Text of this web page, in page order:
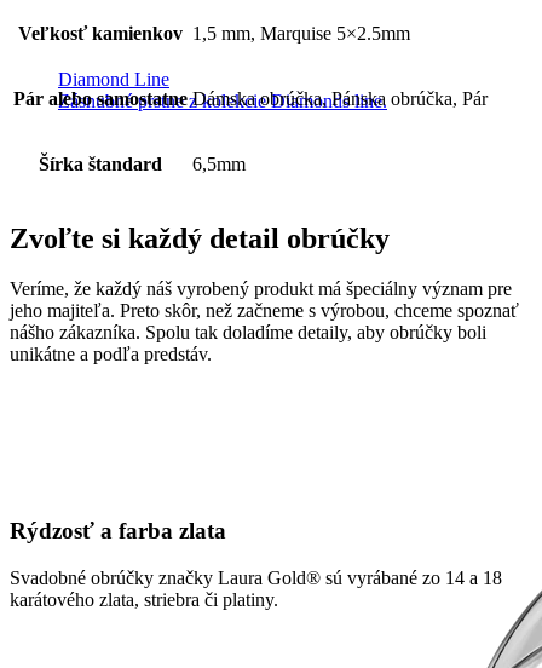
Diamond Line
Zásnubné prstne z kolekcie Diamonds line.
Veľkosť kamienkov 1,5 mm, Marquise 5×2.5mm
Pár alebo samostatne Dámska obrúčka, Pánska obrúčka, Pár
Šírka štandard 6,5mm
Zvoľte si každý detail obrúčky
Veríme, že každý náš vyrobený produkt má špeciálny význam pre
jeho majiteľa. Preto skôr, než začneme s výrobou, chceme spoznať
nášho zákazníka. Spolu tak doladíme detaily, aby obrúčky boli
unikátne a podľa predstáv.
Rýdzosť a farba zlata
Svadobné obrúčky značky Laura Gold® sú vyrábané zo 14 a 18
karátového zlata, striebra či platiny.